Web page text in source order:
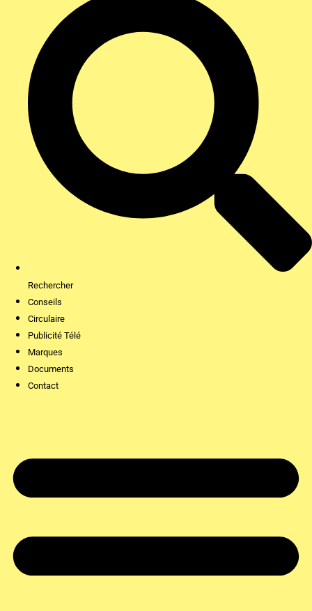
Rechercher
Conseils
Circulaire
Publicité Télé
Marques
Documents
Contact